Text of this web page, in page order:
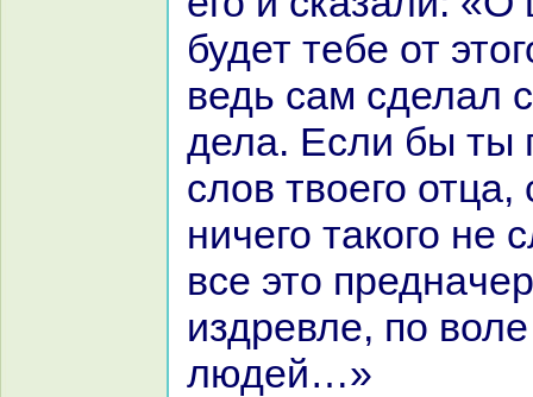
будет тебе от
ведь caм сделал
дела. Если бы ты
слов твоего
ничего такoго не
все это
издревле, по
людей…»